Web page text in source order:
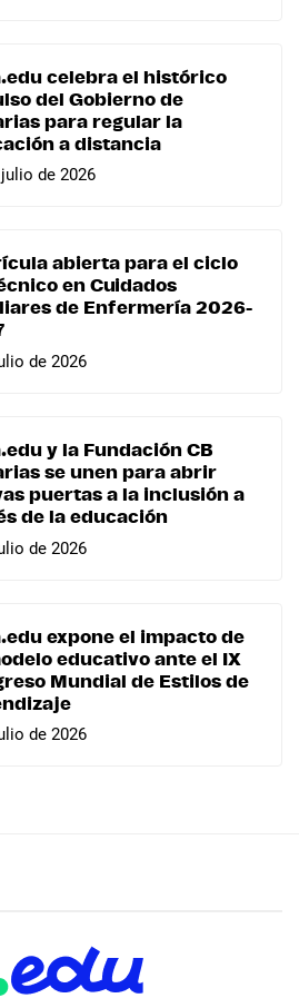
celebra el histórico
del Gobierno de
para regular la
a distancia
de 2026
abierta para el ciclo
en Cuidados
de Enfermería 2026-
de 2026
y la Fundación CB
se unen para abrir
puertas a la inclusión a
de la educación
de 2026
expone el impacto de
educativo ante el IX
Mundial de Estilos de
de 2026